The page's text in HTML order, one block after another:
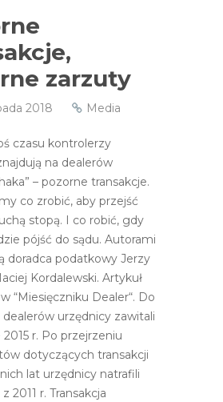
zarzuty
2018 Media
czasu kontrolerzy
na dealerów
– pozorne transakcje.
co zrobić, aby przejść
stopą. I co robić, gdy
pójść do sądu. Autorami
doradca podatkowy Jerzy
Kordalewski. Artykuł
w “Miesięczniku Dealer“. Do
urzędnicy zawitali
2015 r. Po przejrzeniu
dotyczących transakcji
lat urzędnicy natrafili
2011 r. Transakcja